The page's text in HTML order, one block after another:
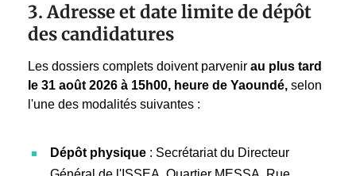
3. Adresse et date limite de dépôt
des candidatures
Les dossiers complets doivent parvenir au plus tard
le 31 août 2026 à 15h00, heure de Yaoundé, selon
l'une des modalités suivantes :
Dépôt physique : Secrétariat du Directeur